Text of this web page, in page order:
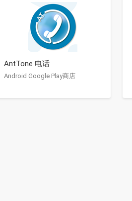
AntTone 电话
Android Google Play商店